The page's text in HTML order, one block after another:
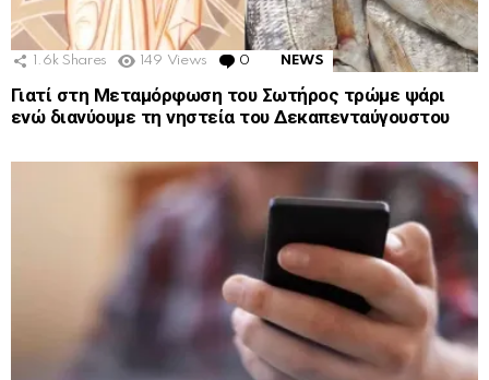
1.6k Shares 149 Views 0 Comments
NEWS
Γιατί στη Μεταμόρφωση του Σωτήρος τρώμε ψάρι
ενώ διανύουμε τη νηστεία του Δεκαπενταύγουστου